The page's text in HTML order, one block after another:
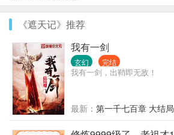
《遮天记》推荐
我有一剑
玄幻 完结
我有一剑，出鞘即无敌！
最新： 第一千七百章 大结局